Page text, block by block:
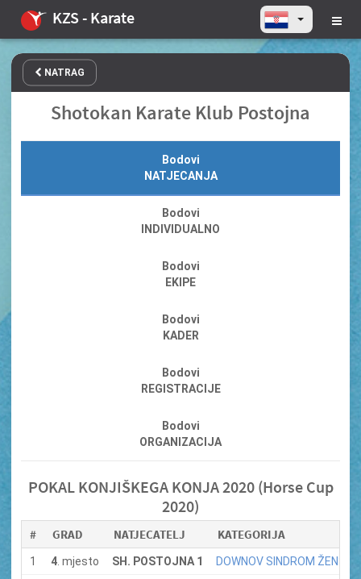
KZS - Karate
NATRAG
Shotokan Karate Klub Postojna
Bodovi
NATJECANJA
Bodovi
INDIVIDUALNO
Bodovi
EKIPE
Bodovi
KADER
Bodovi
REGISTRACIJE
Bodovi
ORGANIZACIJA
POKAL KONJIŠKEGA KONJA 2020 (Horse Cup
2020)
# GRAD NATJECATELJ KATEGORIJA
1 4 . mjesto SH. POSTOJNA 1 DOWNOV SINDROM